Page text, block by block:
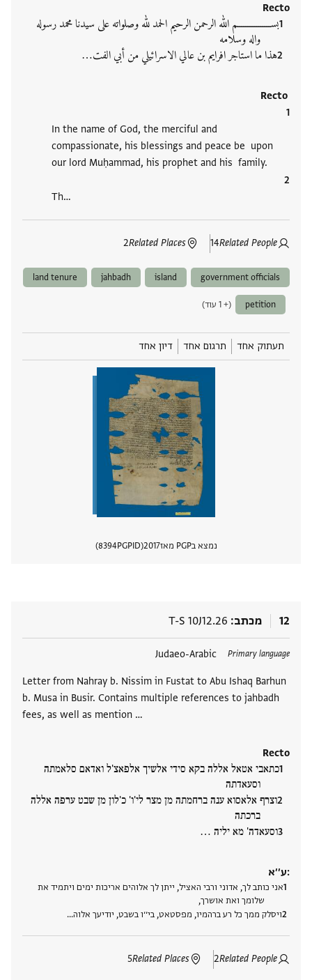
Recto
بســــــــــــــــم الله الرحمن الرحيم الحمد لله وصلواته على سيدنا محمد رسوله
واله وسلامه
هذا ما استاجر افرایم بن عالي الاسرائيلي من أبي الفت‮…
Recto
In the name of God, the merciful and
compassionate, his blessings and peace be upon
our lord Muḥammad, his prophet and his family.
Th‮…
Related People
14
Related Places
2
government officials
island
jahbadh
land tenure
petition (+ 1 עוד)
תעתוק אחד תרגום אחד דיון אחד
נמצא בPGP מאז 2017
PGPID
8394
12 מכתב T-S 10J12.26
Primary language
Judaeo-Arabic
Letter from Nahray b. Nissim in Fustat to Abu Ishaq Barhun
b. Musa in Busir. Contains multiple references to jahbadh
fees, as well as mention …
Recto
כתאבי אטאל אללה בקא סידי אלשיך אלפאצ'ל ואדאם סלאמתה
וסעאדתה
וצרף אלאסוא ענה ברחמתה מן מצר לי'ו' כ'לון מן שבט ערפה אללה
ברכתה
וסעאדה' מא יליה ‮…
ע׳׳א:
אני כותב לך, אדוני ורבי האציל, ייתן לך אלוהים אריכות ימים ויתמיד את
שלומך ואת אושרך,
ויסלק ממך כל רע ברהמיו, מפסטאט, בי׳׳ו בשבט, יודיעך אלוה‮…
Related People
2
Related Places
5
תגים